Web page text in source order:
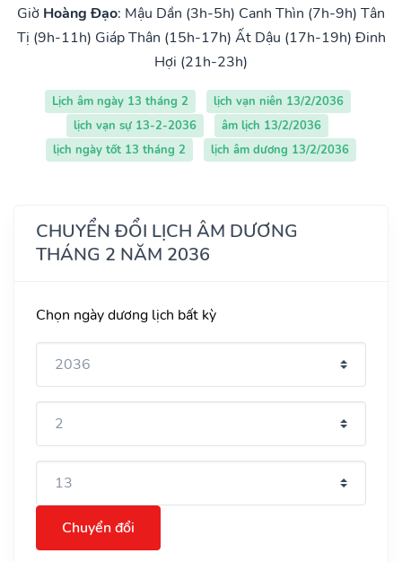
Giờ Hoàng Đạo: Mậu Dần (3h-5h) Canh Thìn (7h-9h) Tân
Tị (9h-11h) Giáp Thân (15h-17h) Ất Dậu (17h-19h) Đinh
Hợi (21h-23h)
Lịch âm ngày 13 tháng 2
lịch vạn niên 13/2/2036
lịch vạn sự 13-2-2036
âm lịch 13/2/2036
lịch ngày tốt 13 tháng 2
lịch âm dương 13/2/2036
CHUYỂN ĐỔI LỊCH ÂM DƯƠNG
THÁNG 2 NĂM 2036
Chọn ngày dương lịch bất kỳ
Chuyển đổi